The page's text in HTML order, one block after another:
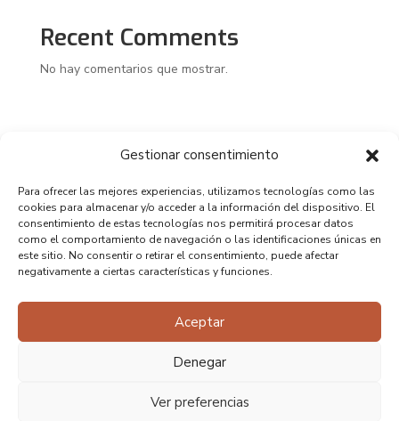
Gestionar consentimiento
Para ofrecer las mejores experiencias, utilizamos tecnologías como las
cookies para almacenar y/o acceder a la información del dispositivo. El
consentimiento de estas tecnologías nos permitirá procesar datos
como el comportamiento de navegación o las identificaciones únicas en
este sitio. No consentir o retirar el consentimiento, puede afectar
negativamente a ciertas características y funciones.
Aceptar
Denegar
Ver preferencias
Recent Comments
No hay comentarios que mostrar.
Copyright 2025 – Diseño realizado por Perro Negro